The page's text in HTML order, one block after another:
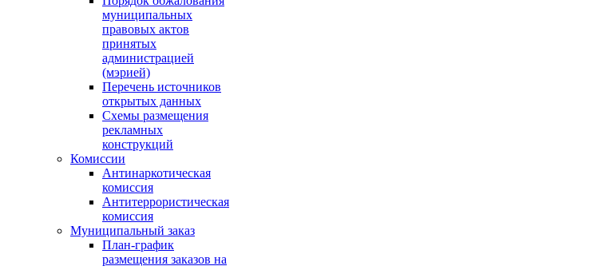
муниципальных
правовых актов
принятых
администрацией
(мэрией)
Перечень источников
открытых данных
Схемы размещения
рекламных
конструкций
Комиссии
Антинаркотическая
комиссия
Антитеррористическая
комиссия
Муниципальный заказ
План-график
размещения заказов на